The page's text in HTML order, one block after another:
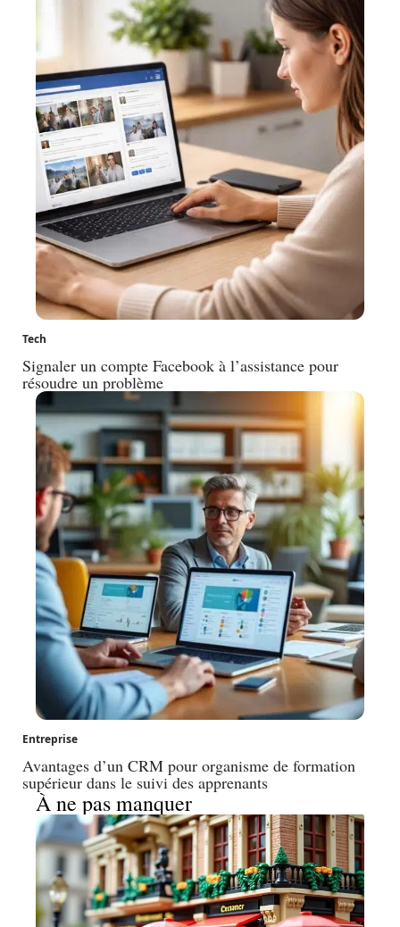
Tech
Signaler un compte Facebook à l’assistance pour
résoudre un problème
Entreprise
Avantages d’un CRM pour organisme de formation
supérieur dans le suivi des apprenants
À ne pas manquer